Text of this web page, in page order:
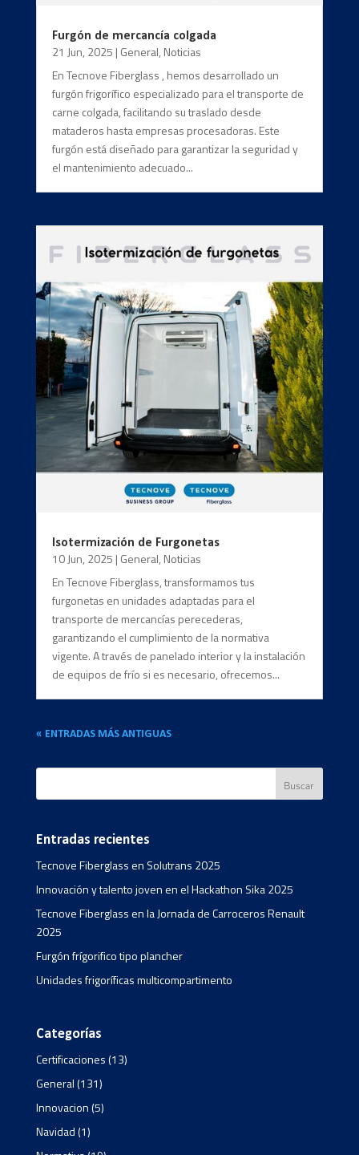
Furgón de mercancía colgada
21 Jun, 2025 | General, Noticias
En Tecnove Fiberglass , hemos desarrollado un
furgón frigorífico especializado para el transporte de
carne colgada, facilitando su traslado desde
mataderos hasta empresas procesadoras. Este
furgón está diseñado para garantizar la seguridad y
el mantenimiento adecuado...
Isotermización de Furgonetas
10 Jun, 2025 | General, Noticias
En Tecnove Fiberglass, transformamos tus
furgonetas en unidades adaptadas para el
transporte de mercancías perecederas,
garantizando el cumplimiento de la normativa
vigente. A través de panelado interior y la instalación
de equipos de frío si es necesario, ofrecemos...
« ENTRADAS MÁS ANTIGUAS
Entradas recientes
Tecnove Fiberglass en Solutrans 2025
Innovación y talento joven en el Hackathon Sika 2025
Tecnove Fiberglass en la Jornada de Carroceros Renault
2025
Furgón frígorifico tipo plancher
Unidades frigoríficas multicompartimento
Categorías
Certificaciones(13)
General(131)
Innovacion(5)
Navidad(1)